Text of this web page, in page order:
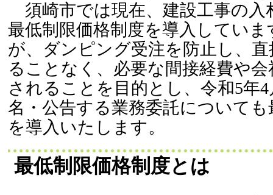
須崎市では現在、建設工事の入
最低制限価格制度を導入してい
が、ダンピング受注を防止し、
ることなく、必要な間接経費や
されることを目的とし、令和5年
名・公告する業務委託についても
を導入いたします。
最低制限価格制度とは